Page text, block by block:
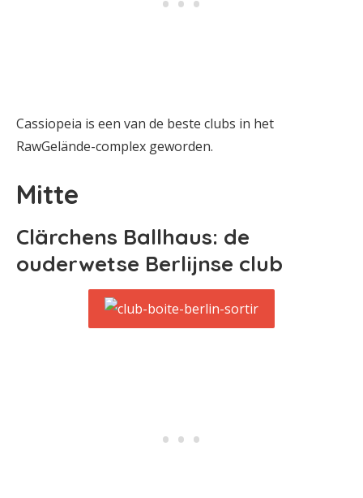
Cassiopeia is een van de beste clubs in het
RawGelände-complex geworden.
Mitte
Clärchens Ballhaus: de
ouderwetse Berlijnse club